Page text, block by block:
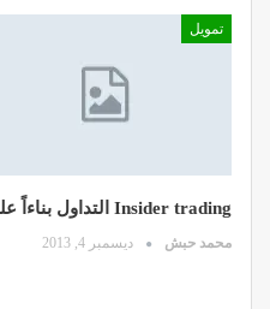
تمويل
Insider trading التداول بناءاً على معلومات داخلية
محمد حبش ديسمبر 4, 2013